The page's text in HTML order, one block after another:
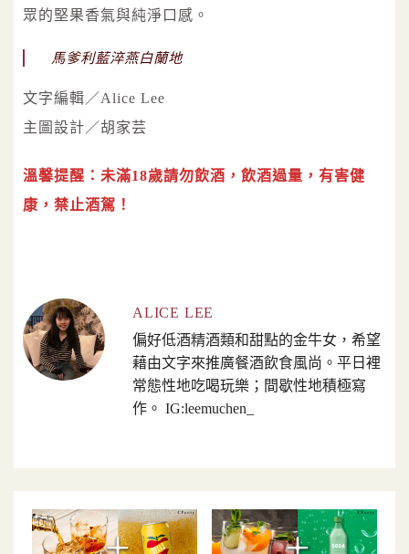
眾的堅果香氣與純淨口感。
馬爹利藍淬燕白蘭地
文字編輯／Alice Lee
主圖設計／胡家芸
溫馨提醒：未滿18歲請勿飲酒，飲酒過量，有害健
康，禁止酒駕！
ALICE LEE
偏好低酒精酒類和甜點的金牛女，希望
藉由文字來推廣餐酒飲食風尚。平日裡
常態性地吃喝玩樂；間歇性地積極寫
作。 IG:leemuchen_